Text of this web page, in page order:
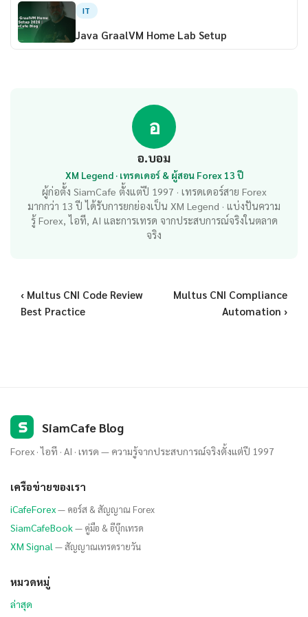
IT
Java GraalVM Home Lab Setup
อ
อ.บอม
XM Legend · เทรดเดอร์ & ผู้สอน Forex 13 ปี
ผู้ก่อตั้ง SiamCafe ตั้งแต่ปี 1997 · เทรดเดอร์สาย Forex
มากกว่า 13 ปี ได้รับการยกย่องเป็น XM Legend · แบ่งปันความ
รู้ Forex, ไอที, AI และการเทรด จากประสบการณ์จริงในตลาด
จริง
‹ Multus CNI Code Review
Best Practice
Multus CNI Compliance
Automation ›
S SiamCafe Blog
Forex · ไอที · AI · เทรด — ความรู้จากประสบการณ์จริงตั้งแต่ปี 1997
เครือข่ายของเรา
iCafeForex— คอร์ส & สัญญาณ Forex
SiamCafeBook— คู่มือ & อีบุ๊กเทรด
XM Signal — สัญญาณเทรดรายวัน
หมวดหมู่
ล่าสุด